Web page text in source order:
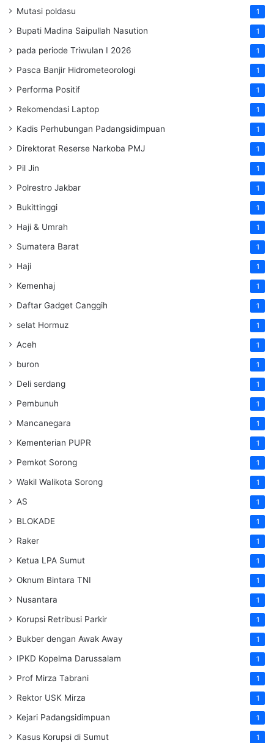
Mutasi poldasu 1
Bupati Madina Saipullah Nasution 1
pada periode Triwulan I 2026 1
Pasca Banjir Hidrometeorologi 1
Performa Positif 1
Rekomendasi Laptop 1
Kadis Perhubungan Padangsidimpuan 1
Direktorat Reserse Narkoba PMJ 1
Pil Jin 1
Polrestro Jakbar 1
Bukittinggi 1
Haji & Umrah 1
Sumatera Barat 1
Haji 1
Kemenhaj 1
Daftar Gadget Canggih 1
selat Hormuz 1
Aceh 1
buron 1
Deli serdang 1
Pembunuh 1
Mancanegara 1
Kementerian PUPR 1
Pemkot Sorong 1
Wakil Walikota Sorong 1
AS 1
BLOKADE 1
Raker 1
Ketua LPA Sumut 1
Oknum Bintara TNI 1
Nusantara 1
Korupsi Retribusi Parkir 1
Bukber dengan Awak Away 1
IPKD Kopelma Darussalam 1
Prof Mirza Tabrani 1
Rektor USK Mirza 1
Kejari Padangsidimpuan 1
Kasus Korupsi di Sumut 1